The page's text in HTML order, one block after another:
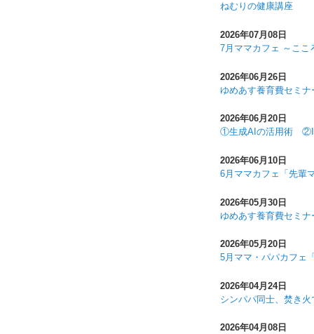
ねむりの健康講座
2026年07月08日
7月ママカフェ ～ここ
2026年06月26日
ゆめあす養育費セミナ
2026年06月20日
①生成AIの活用術
2026年06月10日
6月ママカフェ「先輩
2026年05月30日
ゆめあす養育費セミナ
2026年05月20日
5月ママ・パパカフェ
2026年04月24日
シンパパ同士、焚き
2026年04月08日